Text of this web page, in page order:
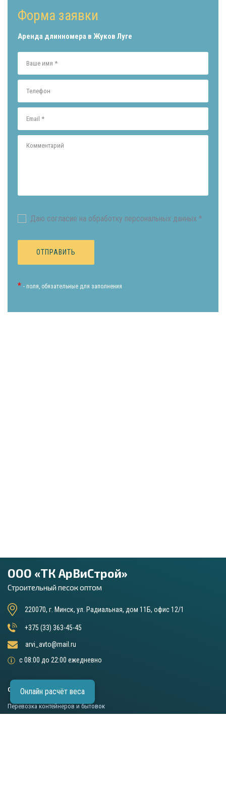
Форма заявки
Аренда длинномера в Жуков Луге
Даю согласие на обработку персональных данных *
* - поля, обязательные для заполнения
ООО «ТК АрВиСтрой»
Строительный песок оптом
220070, г. Минск, ул. Радиальная, дом 11Б, офис 12/1
+375 (33) 363-45-45
arvi_avto@mail.ru
с 08:00 до 22:00 ежедневно
ОСНОВНЫЕ УСЛУГИ
Перевозка контейнеров и бытовок
Онлайн расчёт веса